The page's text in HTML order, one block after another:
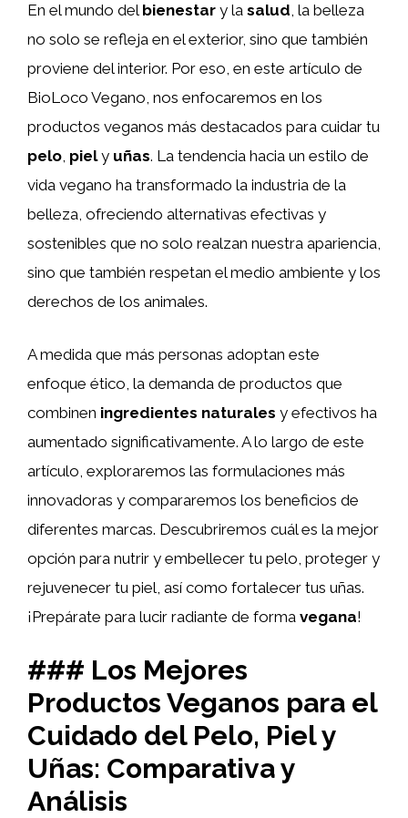
En el mundo del bienestar y la salud, la belleza
no solo se refleja en el exterior, sino que también
proviene del interior. Por eso, en este artículo de
BioLoco Vegano, nos enfocaremos en los
productos veganos más destacados para cuidar tu
pelo, piely uñas. La tendencia hacia un estilo de
vida vegano ha transformado la industria de la
belleza, ofreciendo alternativas efectivas y
sostenibles que no solo realzan nuestra apariencia,
sino que también respetan el medio ambiente y los
derechos de los animales.
A medida que más personas adoptan este
enfoque ético, la demanda de productos que
combinen ingredientes naturales y efectivos ha
aumentado significativamente. A lo largo de este
artículo, exploraremos las formulaciones más
innovadoras y compararemos los beneficios de
diferentes marcas. Descubriremos cuál es la mejor
opción para nutrir y embellecer tu pelo, proteger y
rejuvenecer tu piel, así como fortalecer tus uñas.
¡Prepárate para lucir radiante de forma vegana!
### Los Mejores
Productos Veganos para el
Cuidado del Pelo, Piel y
Uñas: Comparativa y
Análisis